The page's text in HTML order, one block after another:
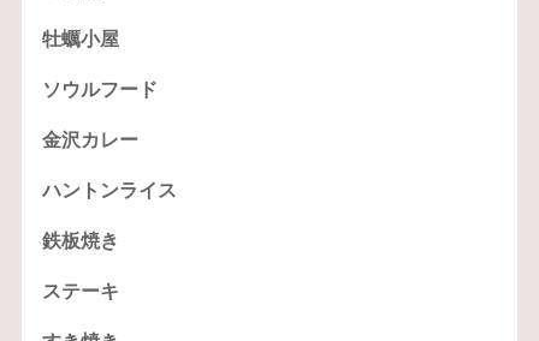
牡蠣小屋
ソウルフード
金沢カレー
ハントンライス
鉄板焼き
ステーキ